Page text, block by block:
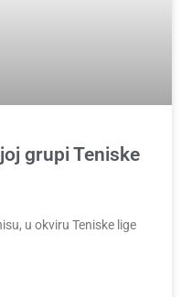
grupi Teniske
u okviru Teniske lige